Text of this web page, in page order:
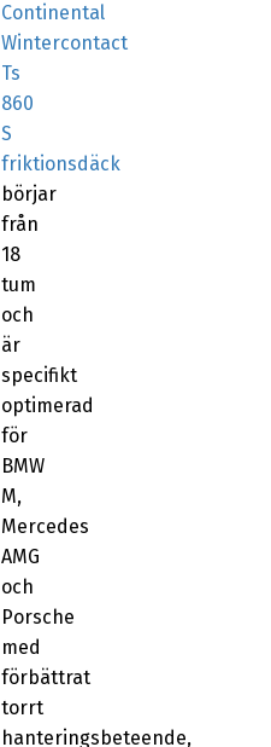
Continental
Wintercontact
Ts
860
S
friktionsdäck
börjar
från
18
tum
och
är
specifikt
optimerad
för
BMW
M,
Mercedes
AMG
och
Porsche
med
förbättrat
torrt
hanteringsbeteende,